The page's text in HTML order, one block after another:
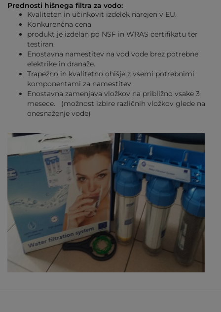
Prednosti hišnega filtra za vodo:
Kvaliteten in učinkovit izdelek narejen v EU.
Konkurenčna cena
produkt je izdelan po NSF in WRAS certifikatu ter
testiran.
Enostavna namestitev na vod vode brez potrebne
elektrike in dranaže.
Trapežno in kvalitetno ohišje z vsemi potrebnimi
komponentami za namestitev.
Enostavna zamenjava vložkov na približno vsake 3
mesece. (možnost izbire različnih vložkov glede na
onesnaženje vode)